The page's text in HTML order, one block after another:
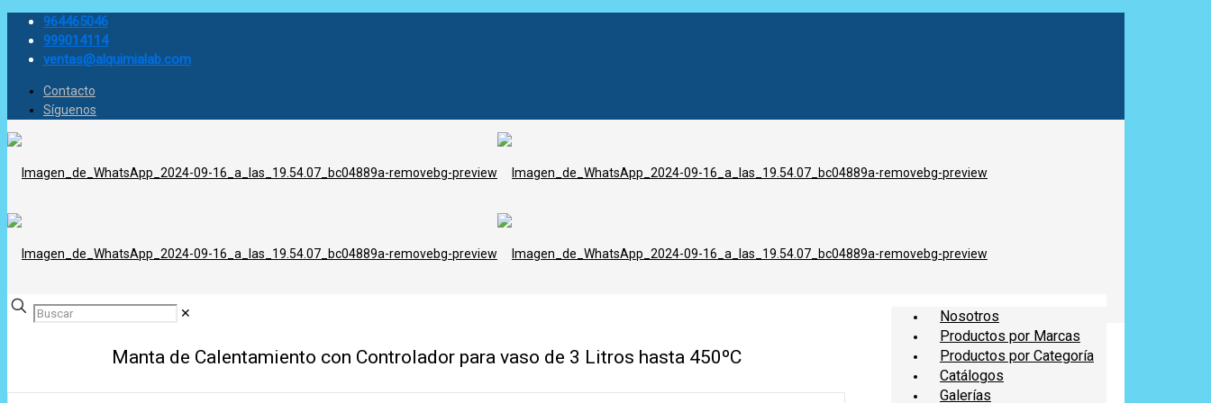
964465046
999014114
ventas@alquimialab.com
Contacto
Síguenos
Nosotros
Productos por Marcas
Productos por Categoría
Catálogos
Galerías
✕
Manta de Calentamiento con Controlador para vaso de 3 Litros hasta 450ºC